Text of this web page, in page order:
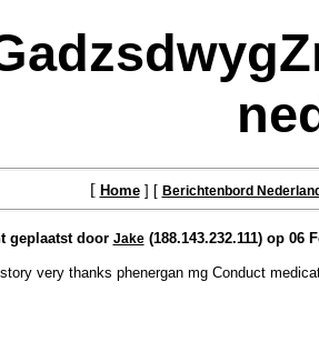
[ Home] [ Berichtenbord
geplaatst door Jake(188.143.232.111) op 06
very thanks phenergan mg Conduct